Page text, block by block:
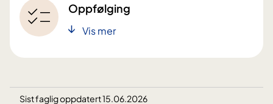
Oppfølging
Vis mer
Sist faglig oppdatert 15.06.2026